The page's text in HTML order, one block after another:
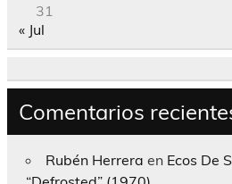
31
« Jul
Comentarios
Rubén Herrera en Ecos De